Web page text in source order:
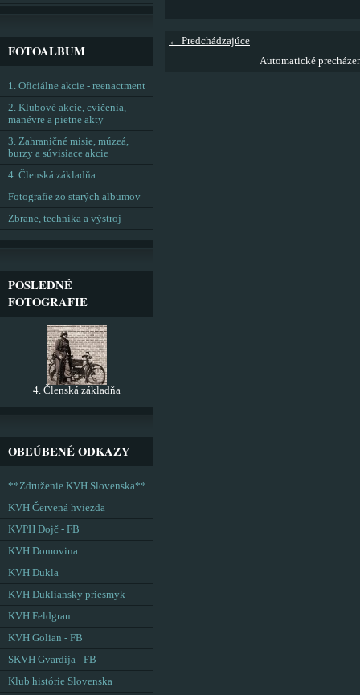
← Predchádzajúce
Automatické
FOTOALBUM
1. Oficiálne akcie - reenactment
2. Klubové akcie, cvičenia,
manévre a pietne akty
3. Zahraničné misie, múzeá,
burzy a súvisiace akcie
4. Členská základňa
Fotografie zo starých albumov
Zbrane, technika a výstroj
POSLEDNÉ
FOTOGRAFIE
4. Členská základňa
OBĽÚBENÉ ODKAZY
**Združenie KVH Slovenska**
KVH Červená hviezda
KVPH Dojč - FB
KVH Domovina
KVH Dukla
KVH Dukliansky priesmyk
KVH Feldgrau
KVH Golian - FB
SKVH Gvardija - FB
Klub histórie Slovenska